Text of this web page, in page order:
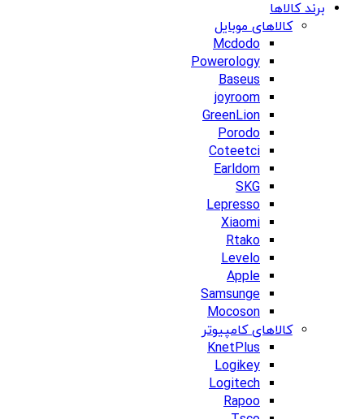
برند کالاها
کالاهای موبایل
Mcdodo
Powerology
Baseus
joyroom
GreenLion
Porodo
Coteetci
Earldom
SKG
Lepresso
Xiaomi
Rtako
Levelo
Apple
Samsunge
Mocoson
کالاهای کامپیوتر
KnetPlus
Logikey
Logitech
Rapoo